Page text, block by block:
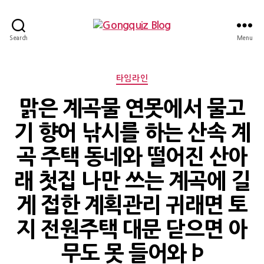
Search Menu
Categories
타임라인
맑은 계곡물 연못에서 물고
기 향어 낚시를 하는 산속 계
곡 주택 동네와 떨어진 산아
래 첫집 나만 쓰는 계곡에 길
게 접한 계획관리 귀래면 토
지 전원주택 대문 닫으면 아
무도 못 들어와 Þ